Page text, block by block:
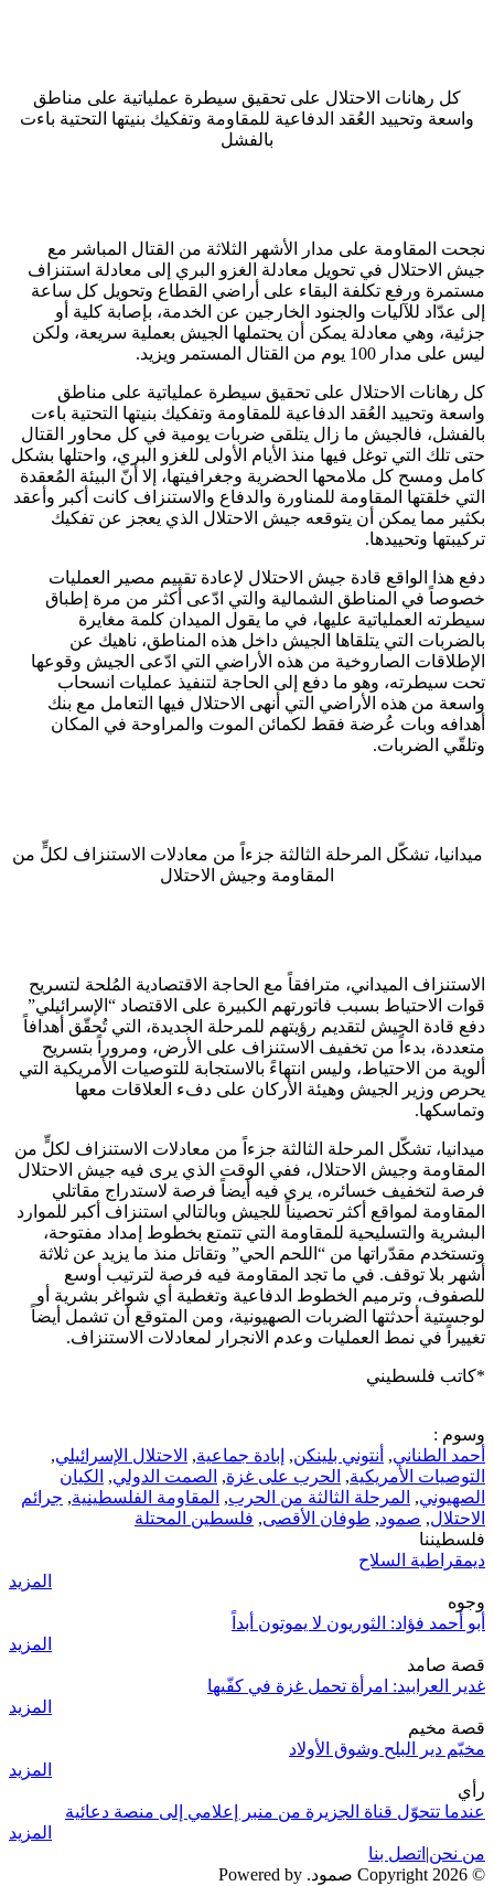
كل رهانات الاحتلال على تحقيق سيطرة عملياتية على مناطق
واسعة وتحييد العُقد الدفاعية للمقاومة وتفكيك بنيتها التحتية باءت
بالفشل
نجحت المقاومة على مدار الأشهر الثلاثة من القتال المباشر مع
جيش الاحتلال في تحويل معادلة الغزو البري إلى معادلة استنزاف
مستمرة ورفع تكلفة البقاء على أراضي القطاع وتحويل كل ساعة
إلى عدّاد للآليات والجنود الخارجين عن الخدمة، بإصابة كلية أو
جزئية، وهي معادلة يمكن أن يحتملها الجيش بعملية سريعة، ولكن
ليس على مدار 100 يوم من القتال المستمر ويزيد
.
كل رهانات الاحتلال على تحقيق سيطرة عملياتية على مناطق
واسعة وتحييد العُقد الدفاعية للمقاومة وتفكيك بنيتها التحتية باءت
بالفشل، فالجيش ما زال يتلقى ضربات يومية في كل محاور القتال
حتى تلك التي توغل فيها منذ الأيام الأولى للغزو البري، واحتلها بشكل
كامل ومسح كل ملامحها الحضرية وجغرافيتها، إلا أنّ البيئة المُعقدة
التي خلقتها المقاومة للمناورة والدفاع والاستنزاف كانت أكبر وأعقد
بكثير مما يمكن أن يتوقعه جيش الاحتلال الذي يعجز عن تفكيك
تركيبتها وتحييدها.
دفع هذا الواقع قادة جيش الاحتلال لإعادة تقييم مصير العمليات
خصوصاً في المناطق الشمالية والتي ادّعى أكثر من مرة إطباق
سيطرته العملياتية عليها، في ما يقول الميدان كلمة مغايرة
بالضربات التي يتلقاها الجيش داخل هذه المناطق، ناهيك عن
الإطلاقات الصاروخية من هذه الأراضي التي ادّعى الجيش وقوعها
تحت سيطرته، وهو ما دفع إلى الحاجة لتنفيذ عمليات انسحاب
واسعة من هذه الأراضي التي أنهى الاحتلال فيها التعامل مع بنك
أهدافه وبات عُرضة فقط لكمائن الموت والمراوحة في المكان
وتلقّي الضربات.
ميدانيا، تشكّل المرحلة الثالثة جزءاً من معادلات الاستنزاف لكلٍّ من
المقاومة وجيش الاحتلال
الاستنزاف الميداني، مترافقاً مع الحاجة الاقتصادية المُلحة لتسريح
قوات الاحتياط بسبب فاتورتهم الكبيرة على الاقتصاد “الإسرائيلي”
دفع قادة الجيش لتقديم رؤيتهم للمرحلة الجديدة، التي تُحقّق أهدافاً
متعددة، بدءاً من تخفيف الاستنزاف على الأرض، ومروراً بتسريح
ألوية من الاحتياط، وليس انتهاءً بالاستجابة للتوصيات الأمريكية التي
يحرص وزير الجيش وهيئة الأركان على دفء العلاقات معها
وتماسكها.
ميدانيا، تشكّل المرحلة الثالثة جزءاً من معادلات الاستنزاف لكلٍّ من
المقاومة وجيش الاحتلال، ففي الوقت الذي يرى فيه جيش الاحتلال
فرصة لتخفيف خسائره، يرى فيه أيضاً فرصة لاستدراج مقاتلي
المقاومة لمواقع أكثر تحصيناً للجيش وبالتالي استنزاف أكبر للموارد
البشرية والتسليحية للمقاومة التي تتمتع بخطوط إمداد مفتوحة،
وتستخدم مقدّراتها من “اللحم الحي” وتقاتل منذ ما يزيد عن ثلاثة
أشهر بلا توقف. في ما تجد المقاومة فيه فرصة لترتيب أوسع
للصفوف، وترميم الخطوط الدفاعية وتغطية أي شواغر بشرية أو
لوجستية أحدثتها الضربات الصهيونية، ومن المتوقع أن تشمل أيضاً
تغييراً في نمط العمليات وعدم الانجرار لمعادلات الاستنزاف.
*كاتب فلسطيني
وسوم :
أحمد الطناني, أنتوني بلينكن, إبادة جماعية, الاحتلال الإسرائيلي,
التوصيات الأمريكية, الحرب على غزة, الصمت الدولي, الكيان
الصهيوني, المرحلة الثالثة من الحرب, المقاومة الفلسطينية, جرائم
الاحتلال, صمود, طوفان الأقصى, فلسطين المحتلة
فلسطيننا
ديمقراطية السلاح
المزيد
وجوه
أبو أحمد فؤاد: الثوريون لا يموتون أبداً
المزيد
قصة صامد
غدير العرابيد: امرأة تحمل غزة في كفّيها
المزيد
قصة مخيم
مخيّم دير البلح وشوق الأولاد
المزيد
رأي
عندما تتحوّل قناة الجزيرة من منبر إعلامي إلى منصة دعائية
المزيد
من نحن| اتصل بنا
© 2026 Copyright صمود. Powered by